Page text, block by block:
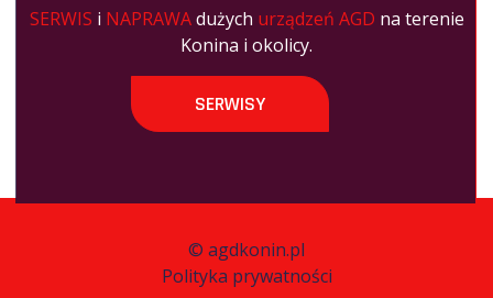
SERWIS i NAPRAWAdużych urządzeń AGD na terenie
Konina i okolicy.
SERWISY
© agdkonin.pl
Polityka prywatności